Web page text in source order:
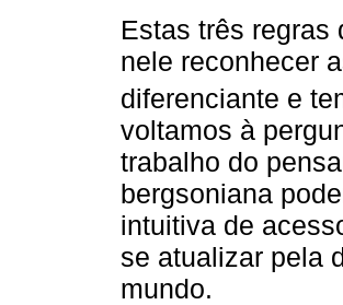
Estas três regras
nele reconhecer
diferenciante e
voltamos à
trabalho do
bergsoniana
intuitiva de
se atualizar pela
mundo.